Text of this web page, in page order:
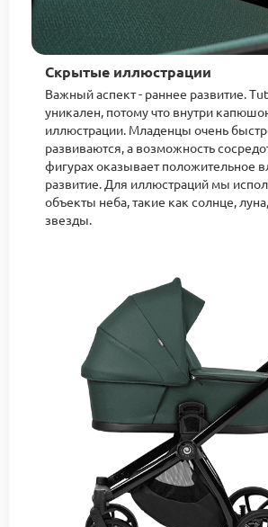
Скрытые иллюстрации
Важный аспект - раннее развитие.
уникален, потому что внутри
иллюстрации. Младенцы очень
развиваются, а возможность
фигурах оказывает положительное
развитие. Для иллюстраций мы
объекты неба, такие как солнце,
звезды.